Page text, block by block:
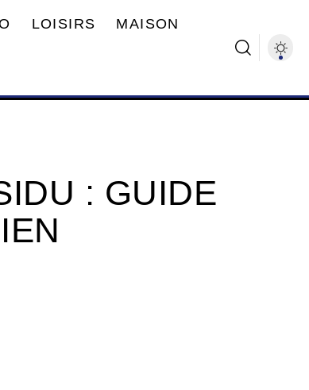
LOISIRS MAISON
: GUIDE